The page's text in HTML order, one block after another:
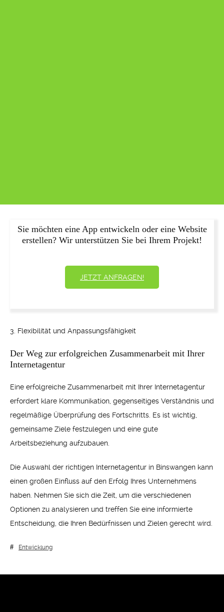
Sie möchten eine App entwickeln oder eine Website
erstellen? Wir unterstützen Sie bei Ihrem Projekt!
JETZT ANFRAGEN!
3. Flexibilität und Anpassungsfähigkeit
Der Weg zur erfolgreichen Zusammenarbeit mit Ihrer
Internetagentur
Eine erfolgreiche Zusammenarbeit mit Ihrer Internetagentur
erfordert klare Kommunikation, gegenseitiges Verständnis und
regelmäßige Überprüfung des Fortschritts. Es ist wichtig,
gemeinsame Ziele festzulegen und eine gute
Arbeitsbeziehung aufzubauen.
Die Auswahl der richtigen Internetagentur in Binswangen kann
einen großen Einfluss auf den Erfolg Ihres Unternehmens
haben. Nehmen Sie sich die Zeit, um die verschiedenen
Optionen zu analysieren und treffen Sie eine informierte
Entscheidung, die Ihren Bedürfnissen und Zielen gerecht wird.
Entwicklung